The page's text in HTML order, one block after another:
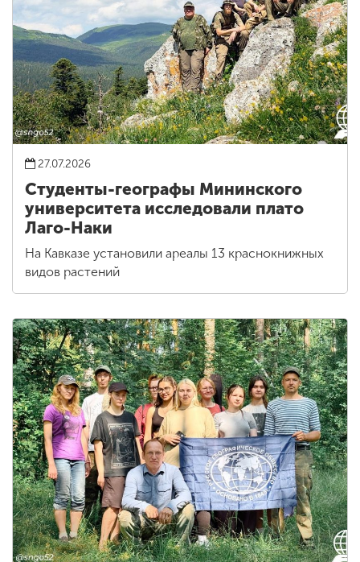
27.07.2026
Студенты-географы Мининского
университета исследовали плато
Лаго-Наки
На Кавказе установили ареалы 13 краснокнижных
видов растений